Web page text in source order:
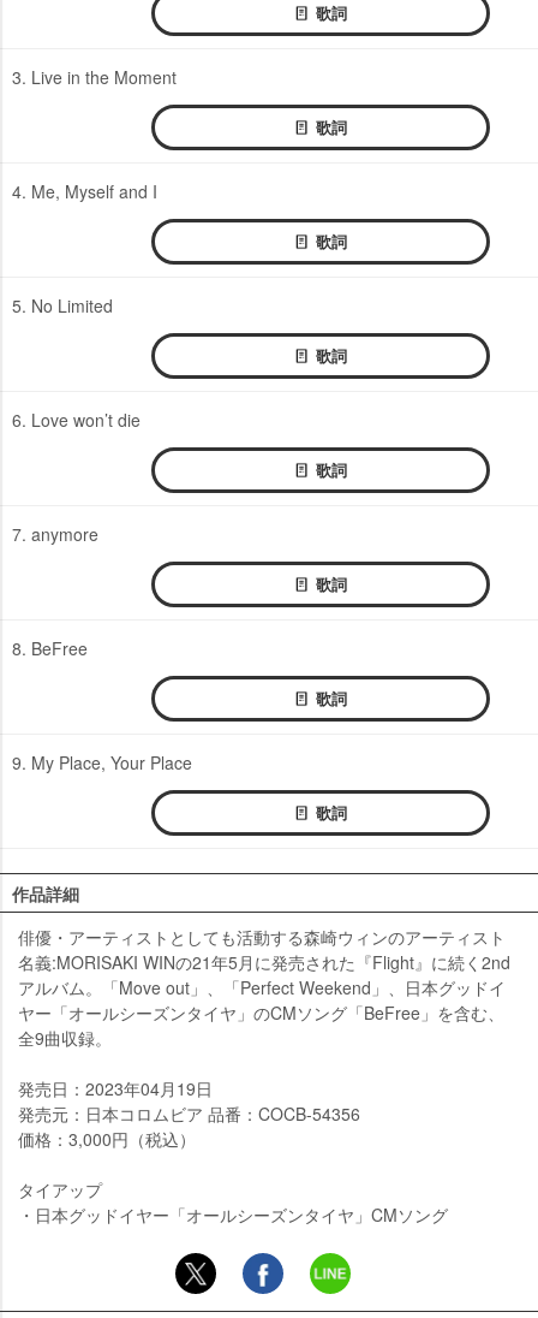
歌詞
3. Live in the Moment
歌詞
4. Me, Myself and I
歌詞
5. No Limited
歌詞
6. Love won’t die
歌詞
7. anymore
歌詞
8. BeFree
歌詞
9. My Place, Your Place
歌詞
作品詳細
俳優・アーティストとしても活動する森崎ウィンのアーティスト
名義:MORISAKI WINの21年5月に発売された『Flight』に続く2nd
アルバム。「Move out」、「Perfect Weekend」、日本グッドイ
ヤー「オールシーズンタイヤ」のCMソング「BeFree」を含む、
全9曲収録。
発売日：2023年04月19日
発売元：日本コロムビア 品番：COCB-54356
価格：3,000円（税込）
タイアップ
・日本グッドイヤー「オールシーズンタイヤ」CMソング